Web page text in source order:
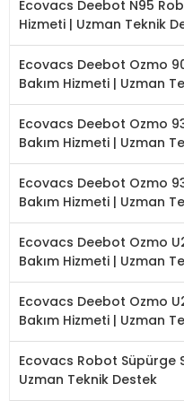
Ecovacs Deebot N95
Hizmeti | Uzman Teknik
Ecovacs Deebot Ozmo
Bakım Hizmeti | Uzman
Ecovacs Deebot Ozmo
Bakım Hizmeti | Uzman
Ecovacs Deebot Ozmo
Bakım Hizmeti | Uzman
Ecovacs Deebot Ozmo
Bakım Hizmeti | Uzman
Ecovacs Deebot Ozmo
Bakım Hizmeti | Uzman
Ecovacs Robot Süpürge
Uzman Teknik Destek